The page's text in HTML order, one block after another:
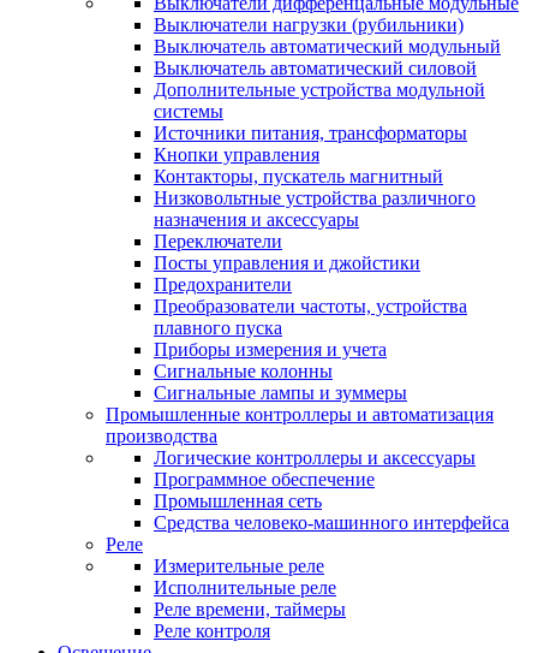
Выключатели нагрузки (рубильники)
Выключатель автоматический модульный
Выключатель автоматический силовой
Дополнительные устройства модульной
системы
Источники питания, трансформаторы
Кнопки управления
Контакторы, пускатель магнитный
Низковольтные устройства различного
назначения и аксессуары
Переключатели
Посты управления и джойстики
Предохранители
Преобразователи частоты, устройства
плавного пуска
Приборы измерения и учета
Сигнальные колонны
Сигнальные лампы и зуммеры
Промышленные контроллеры и автоматизация
производства
Логические контроллеры и аксессуары
Программное обеспечение
Промышленная сеть
Средства человеко-машинного интерфейса
Реле
Измерительные реле
Исполнительные реле
Реле времени, таймеры
Реле контроля